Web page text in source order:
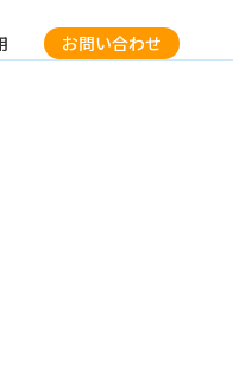
お問い合わせ